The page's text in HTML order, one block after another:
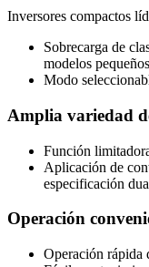
Inversores compactos
Sobrecarga de
modelos
Modo
Amplia variedad
Función
Aplicación de
especificación
Operación
Operación rápida